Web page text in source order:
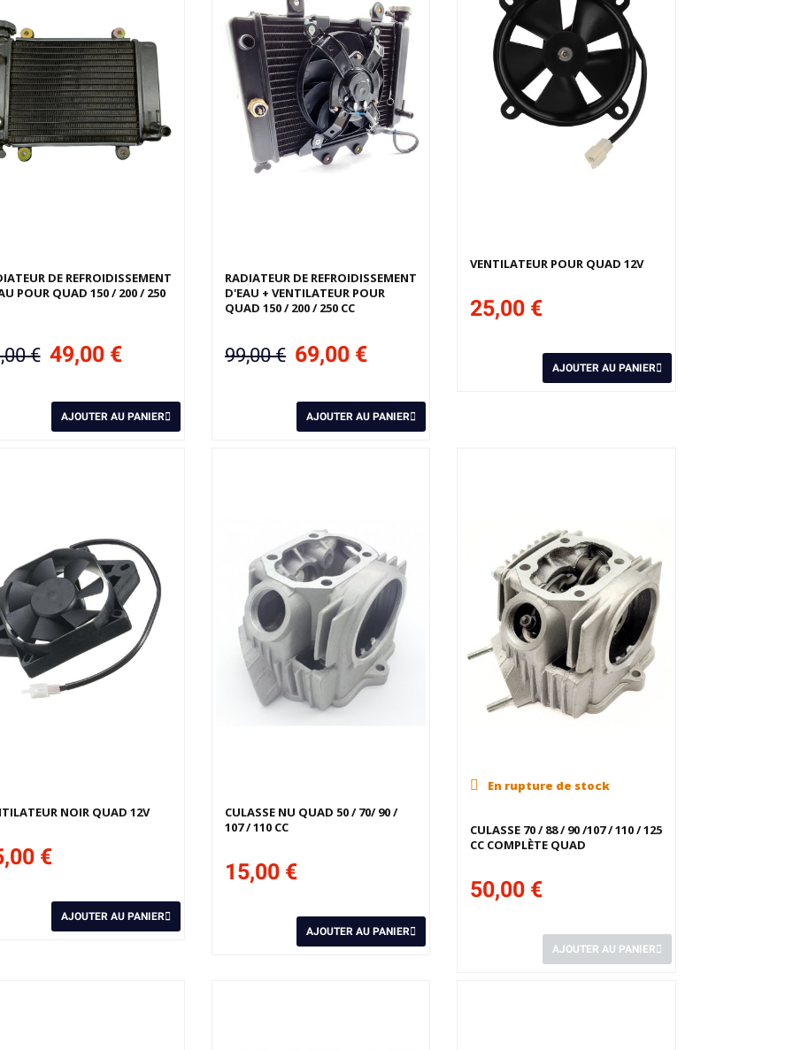
DE REFROIDISSEMENT
POUR QUAD 150 / 200 / 250
€ 49,00 €
AJOUTER AU PANIER
RADIATEUR DE REFROIDISSEMENT
D'EAU + VENTILATEUR POUR
QUAD 150 / 200 / 250 CC
99,00 € 69,00 €
AJOUTER AU PANIER
VENTILATEUR POUR QUAD 12V
25,00 €
AJOUTER AU PANIER
NOIR QUAD 12V
€
AJOUTER AU PANIER
CULASSE NU QUAD 50 / 70/ 90 /
107 / 110 CC
15,00 €
AJOUTER AU PANIER
En rupture de stock
CULASSE 70 / 88 / 90 /107 / 110 / 125
CC COMPLÈTE QUAD
50,00 €
AJOUTER AU PANIER